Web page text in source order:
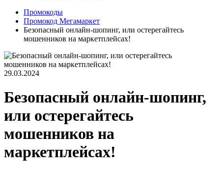
Промокоды
Промокод Мегамаркет
Безопасный онлайн-шопинг, или остерегайтесь
мошенников на маркетплейсах!
29.03.2024
Безопасный онлайн-шопинг,
или остерегайтесь
мошенников на
маркетплейсах!